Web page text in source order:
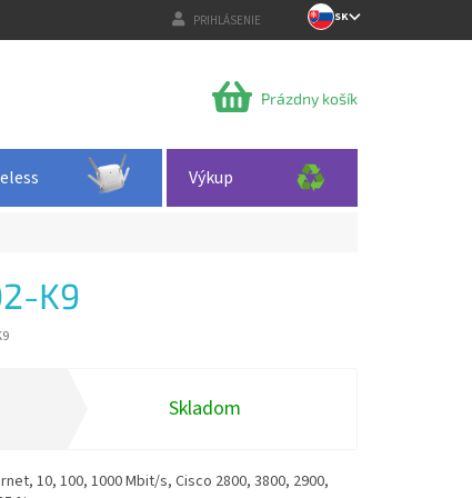
PRIHLÁSENIE SK
NÁKUPNÝ
Prázdny košík
Výkup
K9
Skladom
10, 100, 1000 Mbit/s, Cisco 2800, 3800, 2900,